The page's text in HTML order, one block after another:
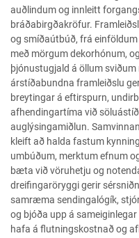
auðlindum og innleitt
bráðabirgðakröfur.
og smíðaútbúð, frá
með mörgum dekorhónum,
þjónustugjald á öllum
árstíðabundna framleiðslu
breytingar á eftirspurn,
afhendingartíma við
auglýsingamiðlun.
kleift að halda fastum
umbúðum, merktum efnum
bæta við vöruhetju og
dreifingaröryggi gerir
samræma sendingalógík,
og bjóða upp á
hafa á flutningskostnað og